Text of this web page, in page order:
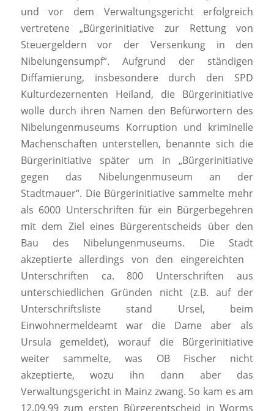
und vor dem Verwaltungsgericht erfolgreich
vertretene „Bürgerinitiative zur Rettung von
Steuergeldern vor der Versenkung in den
Nibelungensumpf“. Aufgrund der ständigen
Diffamierung, insbesondere durch den SPD
Kulturdezernenten Heiland, die Bürgerinitiative
wolle durch ihren Namen den Befürwortern des
Nibelungenmuseums Korruption und kriminelle
Machenschaften unterstellen, benannte sich die
Bürgerinitiative später um in „Bürgerinitiative
gegen das Nibelungenmuseum an der
Stadtmauer“. Die Bürgerinitiative sammelte mehr
als 6000 Unterschriften für ein Bürgerbegehren
mit dem Ziel eines Bürgerentscheids über den
Bau des Nibelungenmuseums. Die Stadt
akzeptierte allerdings von den eingereichten
Unterschriften ca. 800 Unterschriften aus
unterschiedlichen Gründen nicht (z.B. auf der
Unterschriftsliste stand Ursel, beim
Einwohnermeldeamt war die Dame aber als
Ursula gemeldet), worauf die Bürgerinitiative
weiter sammelte, was OB Fischer nicht
akzeptierte, wozu ihn dann aber das
Verwaltungsgericht in Mainz zwang. So kam es am
12.09.99 zum ersten Bürgerentscheid in Worms